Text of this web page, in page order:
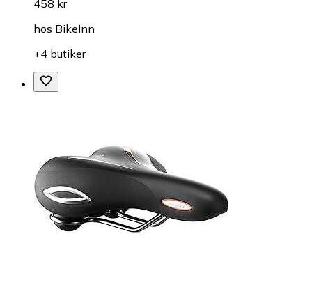
458 kr
hos BikeInn
+4 butiker